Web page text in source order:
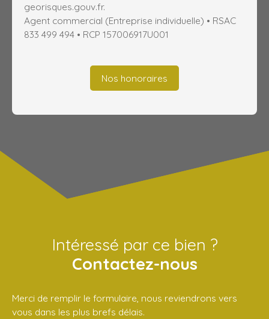
georisques.gouv.fr.
Agent commercial (Entreprise individuelle) • RSAC
833 499 494 • RCP 157006917U001
Nos honoraires
Intéressé par ce bien ?
Contactez-nous
Merci de remplir le formulaire, nous reviendrons vers
vous dans les plus brefs délais.